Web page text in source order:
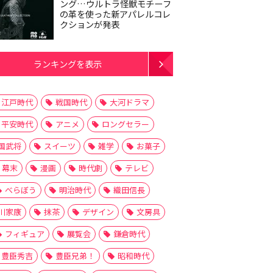
ング…ウルトラ怪獣モチーフ
の革を使った新アパレルコレ
クションが発表
ランキングを表示
江戸時代 戦国時代
大河ドラマ
平安時代
アニメ
ロングセラー
武将
スイーツ 雑学
お菓子
幕末
漫画 時代劇
テレビ
べらぼう
明治時代
織田信長
家康
抹茶 デザイン
文房具
フィギュア
展覧会
鎌倉時代
豊臣秀吉
豊臣兄弟！
昭和時代